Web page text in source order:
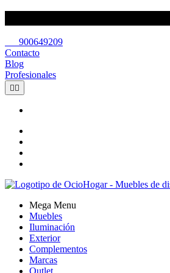
900649209
Contacto
Blog
Profesionales
 
Mega Menu
Muebles
Iluminación
Exterior
Complementos
Marcas
Outlet